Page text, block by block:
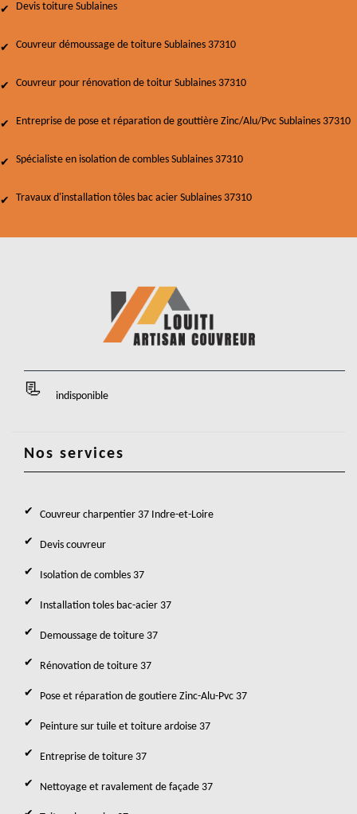
Devis toiture Sublaines
Couvreur démoussage de toiture Sublaines 37310
Couvreur pour rénovation de toitur Sublaines 37310
Entreprise de pose et réparation de gouttière Zinc/Alu/Pvc Sublaines 37310
Spécialiste en isolation de combles Sublaines 37310
Travaux d'installation tôles bac acier Sublaines 37310
indisponible
Nos services
Couvreur charpentier 37 Indre-et-Loire
Devis couvreur
Isolation de combles 37
Installation toles bac-acier 37
Demoussage de toiture 37
Rénovation de toiture 37
Pose et réparation de goutiere Zinc-Alu-Pvc 37
Peinture sur tuile et toiture ardoise 37
Entreprise de toiture 37
Nettoyage et ravalement de façade 37